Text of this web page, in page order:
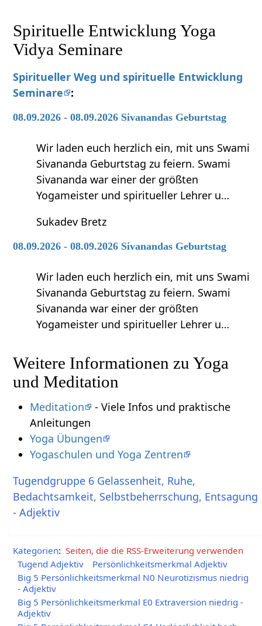
Spirituelle Entwicklung Yoga
Vidya Seminare
Spiritueller Weg und spirituelle Entwicklung
Seminare
:
08.09.2026 - 08.09.2026 Sivanandas Geburtstag
Wir laden euch herzlich ein, mit uns Swami
Sivananda Geburtstag zu feiern. Swami
Sivananda war einer der größten
Yogameister und spiritueller Lehrer u…
Sukadev Bretz
08.09.2026 - 08.09.2026 Sivanandas Geburtstag
Wir laden euch herzlich ein, mit uns Swami
Sivananda Geburtstag zu feiern. Swami
Sivananda war einer der größten
Yogameister und spiritueller Lehrer u…
Weitere Informationen zu Yoga
und Meditation
Meditation
- Viele Infos und praktische
Anleitungen
Yoga Übungen
Yogaschulen und Yoga Zentren
Tugendgruppe 6 Gelassenheit, Ruhe,
Bedachtsamkeit, Selbstbeherrschung, Entsagung
- Adjektiv
Kategorien: Seiten, die die RSS-Erweiterung verwenden
Tugend Adjektiv
Persönlichkeitsmerkmal Adjektiv
Big 5 Persönlichkeitsmerkmal N0 Neurotizismus niedrig
- Adjektiv
Big 5 Persönlichkeitsmerkmal E0 Extraversion niedrig -
Adjektiv